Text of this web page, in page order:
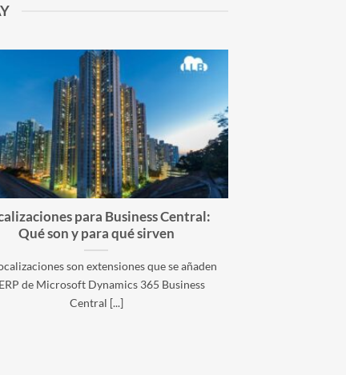
para Business Central:
Qué son y para qué sirven
son extensiones que se añaden
de Microsoft Dynamics 365 Business
Central [...]